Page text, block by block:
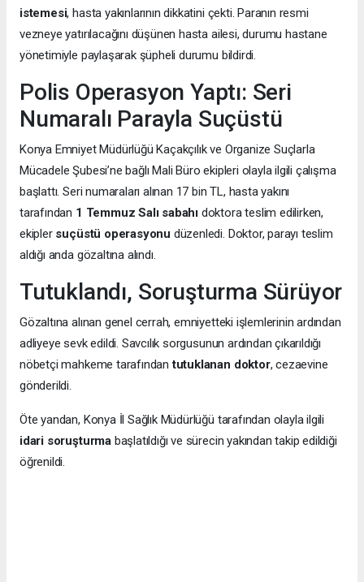
istemesi, hasta yakınlarının dikkatini çekti. Paranın resmi
vezneye yatırılacağını düşünen hasta ailesi, durumu hastane
yönetimiyle paylaşarak şüpheli durumu bildirdi.
Polis Operasyon Yaptı: Seri
Numaralı Parayla Suçüstü
Konya Emniyet Müdürlüğü Kaçakçılık ve Organize Suçlarla
Mücadele Şubesi’ne bağlı Mali Büro ekipleri olayla ilgili çalışma
başlattı. Seri numaraları alınan 17 bin TL, hasta yakını
tarafından 1 Temmuz Salı sabahı doktora teslim edilirken,
ekipler suçüstü operasyonu düzenledi. Doktor, parayı teslim
aldığı anda gözaltına alındı.
Tutuklandı, Soruşturma Sürüyor
Gözaltına alınan genel cerrah, emniyetteki işlemlerinin ardından
adliyeye sevk edildi. Savcılık sorgusunun ardından çıkarıldığı
nöbetçi mahkeme tarafındantutuklanan doktor, cezaevine
gönderildi.
Öte yandan, Konya İl Sağlık Müdürlüğü tarafından olayla ilgili
idari soruşturmabaşlatıldığı ve sürecin yakından takip edildiği
öğrenildi.